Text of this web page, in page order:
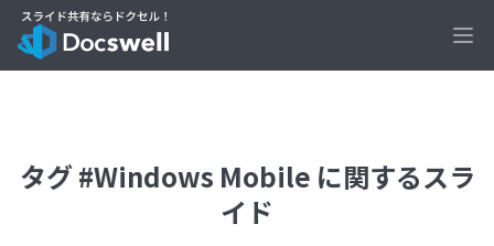
タグ #Windows Mobile に関するスラ
イド